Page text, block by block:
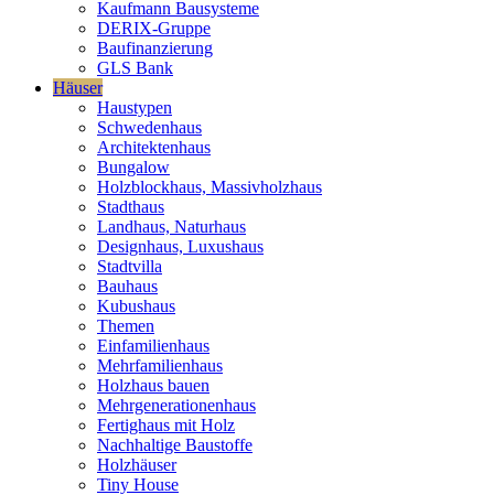
Kaufmann Bausysteme
DERIX-Gruppe
Baufinanzierung
GLS Bank
Häuser
Haustypen
Schwedenhaus
Architektenhaus
Bungalow
Holzblockhaus, Massivholzhaus
Stadthaus
Landhaus, Naturhaus
Designhaus, Luxushaus
Stadtvilla
Bauhaus
Kubushaus
Themen
Einfamilienhaus
Mehrfamilienhaus
Holzhaus bauen
Mehrgenerationenhaus
Fertighaus mit Holz
Nachhaltige Baustoffe
Holzhäuser
Tiny House